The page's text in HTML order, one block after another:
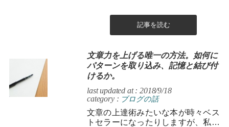
記事を読む
文章力を上げる唯一の方法。如何に
パターンを取り込み、記憶と結び付
けるか。
last updated at : 2018/9/18
category : ブログの話
文章の上達術みたいな本が時々ベス
トセラーになったりしますが、私の